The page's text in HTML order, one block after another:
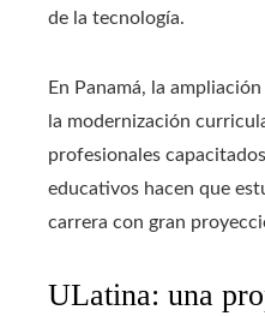
de la tecnología.
En Panamá, la
la modernización
profesionales
educativos hacen que
carrera con gran
ULatina: una